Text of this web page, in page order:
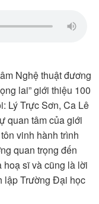
Nghệ thuật đương
lai” giới thiệu 100
Lý Trực Sơn, Ca Lê
quan tâm của giới
vinh hành trình
quan trọng đến
hoạ sĩ và cũng là lời
lập Trường Đại học